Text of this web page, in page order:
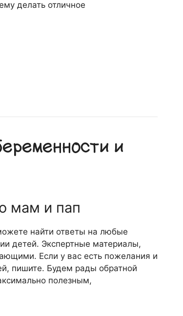
делать отличное
и
мам и пап
найти ответы на любые
детей. Экспертные материалы,
Если у вас есть пожелания и
пишите. Будем рады обратной
полезным,